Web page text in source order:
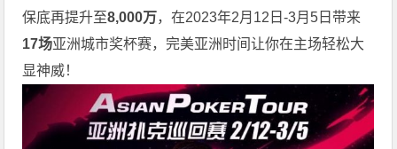
保底再提升至8,000万，在2023年2月12日-3月5日带来
17场亚洲城市奖杯赛，完美亚洲时间让你在主场轻松大
显神威！